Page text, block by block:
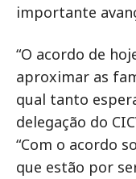
importante
“O acordo de
aproximar as
qual tanto
delegação do
“Com o acordo
que estão por